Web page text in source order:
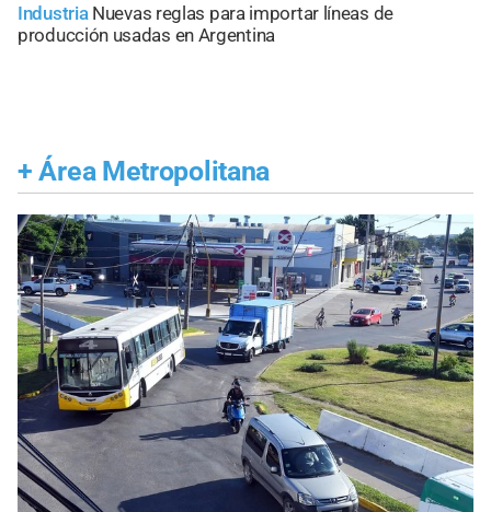
Industria Nuevas reglas para importar líneas de
producción usadas en Argentina
+ Área Metropolitana